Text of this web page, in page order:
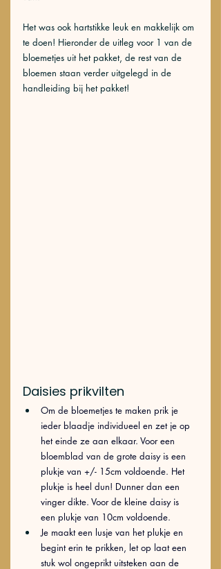
Het was ook hartstikke leuk en makkelijk om
te doen! Hieronder de uitleg voor 1 van de
bloemetjes uit het pakket, de rest van de
bloemen staan verder uitgelegd in de
handleiding bij het pakket!
Daisies prikvilten
Om de bloemetjes te maken prik je
ieder blaadje individueel en zet je op
het einde ze aan elkaar. Voor een
bloemblad van de grote daisy is een
plukje van +/- 15cm voldoende. Het
plukje is heel dun! Dunner dan een
vinger dikte. Voor de kleine daisy is
een plukje van 10cm voldoende.
Je maakt een lusje van het plukje en
begint erin te prikken, let op laat een
stuk wol ongeprikt uitsteken aan de